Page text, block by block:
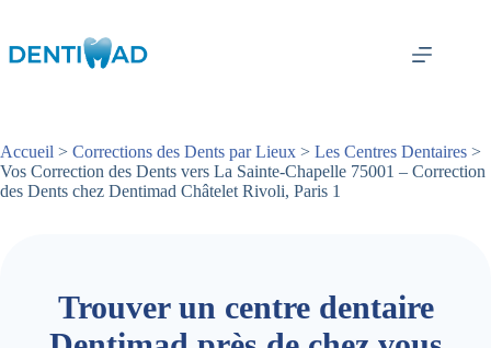
contenu
Accueil > Corrections des Dents par Lieux > Les Centres Dentaires >
Vos Correction des Dents vers La Sainte-Chapelle 75001 – Correction
des Dents chez Dentimad Châtelet Rivoli, Paris 1
Trouver un centre dentaire